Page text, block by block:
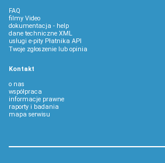
FAQ
filmy Video
dokumentacja - help
dane techniczne XML
usługi e-pity Płatnika API
Twoje zgłoszenie lub opinia
Kontakt
o nas
współpraca
informacje prawne
raporty i badania
mapa serwisu